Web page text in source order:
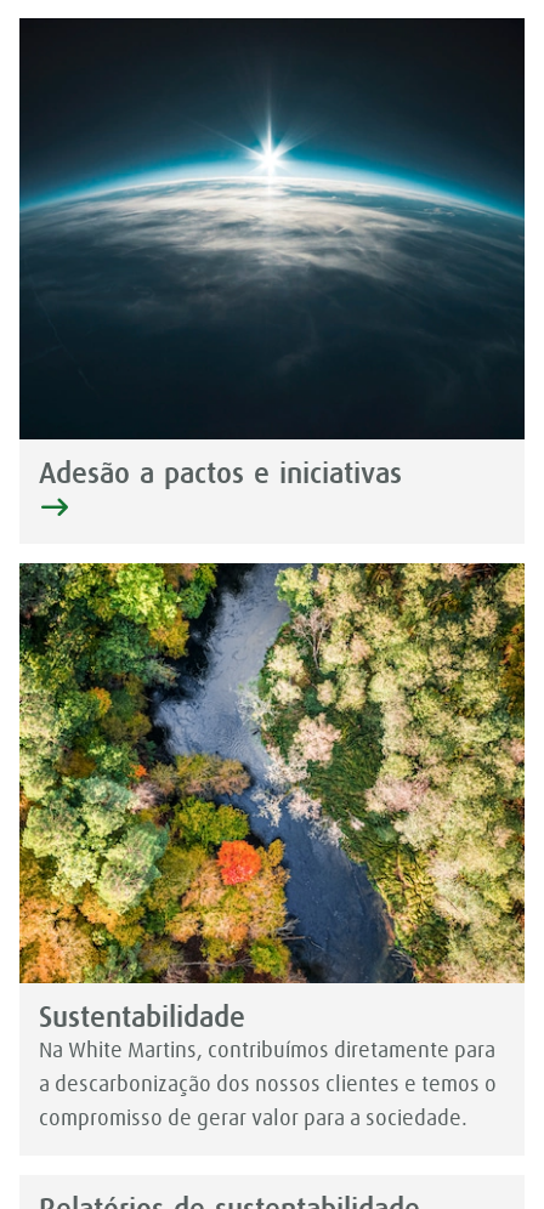
Adesão a pactos e iniciativas
Sustentabilidade
Na White Martins, contribuímos diretamente para
a descarbonização dos nossos clientes e temos o
compromisso de gerar valor para a sociedade.